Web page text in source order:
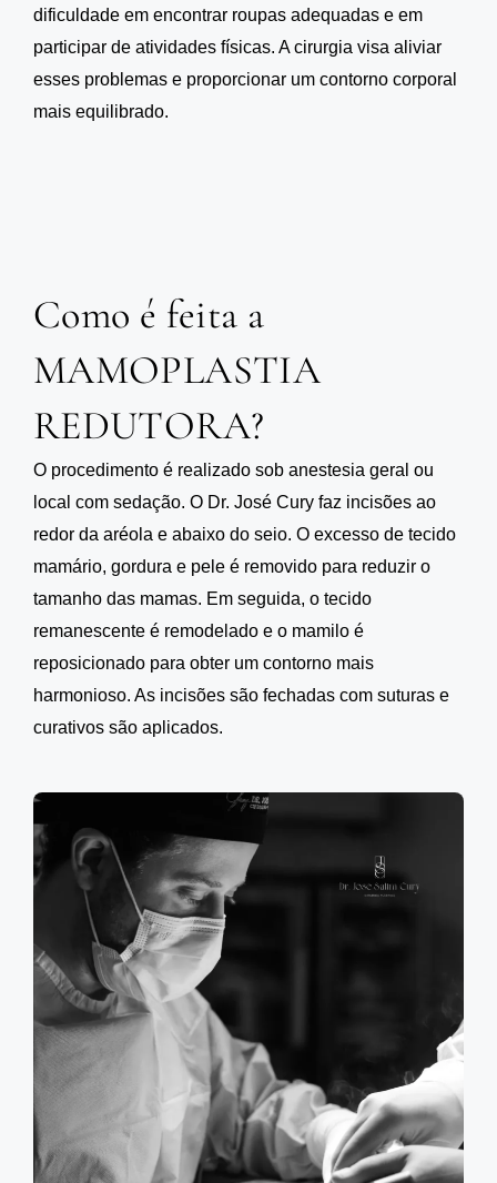
dificuldade em encontrar roupas adequadas e em
participar de atividades físicas. A cirurgia visa aliviar
esses problemas e proporcionar um contorno corporal
mais equilibrado.
Como é feita a
MAMOPLASTIA
REDUTORA?
O procedimento é realizado sob anestesia geral ou
local com sedação. O Dr. José Cury faz incisões ao
redor da aréola e abaixo do seio. O excesso de tecido
mamário, gordura e pele é removido para reduzir o
tamanho das mamas. Em seguida, o tecido
remanescente é remodelado e o mamilo é
reposicionado para obter um contorno mais
harmonioso. As incisões são fechadas com suturas e
curativos são aplicados.